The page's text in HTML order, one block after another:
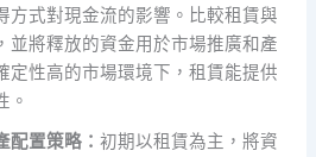
方式對現金流的影響。比較租賃與
並將釋放的資金用於市場推廣和產
定性高的市場環境下，租賃能提供
。
配置策略：初期以租賃為主，將資